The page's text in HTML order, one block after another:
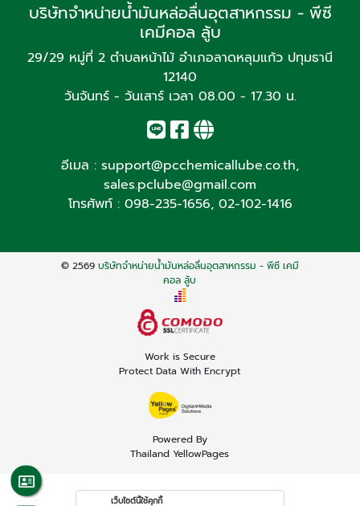
บริษัทจำหน่ายน้ำมันหล่อลื่นอุตสาหกรรม - พีซี
เคมีคอล ลู้บ
29/29 หมู่ที่ 2 ตำบลหน้าไม้ อำเภอลาดหลุมแก้ว ปทุมธานี
12140
วันจันทร์ - วันเสาร์ เวลา 08.00 - 17.30 น.
อีเมล : support@pcchemicallube.co.th,
sales.pclube@gmail.com
โทรศัพท์ : 098-235-1656, 02-102-1416
© 2569 บริษัทจำหน่ายน้ำมันหล่อลื่นอุตสาหกรรม - พีซี เคมี
คอล ลู้บ
Work is Secure
Protect Data With Encrypt
Powered By
Thailand YellowPages
เว็บไซต์นี้ใช้คุกกี้